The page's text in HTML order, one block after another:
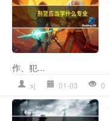
作、犯...
xj 01-03 0